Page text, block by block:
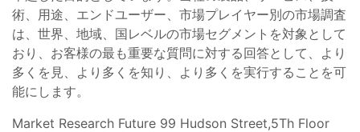
術、用途、エンドユーザー、市場プレイヤー別の市場調査
は、世界、地域、国レベルの市場セグメントを対象として
おり、お客様の最も重要な質問に対する回答として、より
多くを見、より多くを知り、より多くを実行することを可
能にします。
Market Research Future 99 Hudson Street,5Th Floor